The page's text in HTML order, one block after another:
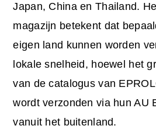
Japan, China en Thailand.
magazijn betekent dat
eigen land kunnen worden
lokale snelheid, hoewel het
van de catalogus van
wordt verzonden via hun AU
vanuit het buitenland.